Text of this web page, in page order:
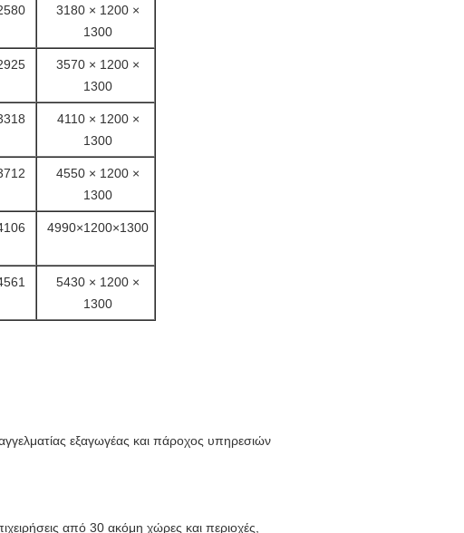
3180 × 1200 ×
1300
3570 × 1200 ×
1300
4110 × 1200 ×
1300
4550 × 1200 ×
1300
4990×1200×1300
5430 × 1200 ×
1300
εξαγωγέας και πάροχος υπηρεσιών
από 30 ακόμη χώρες και περιοχές,